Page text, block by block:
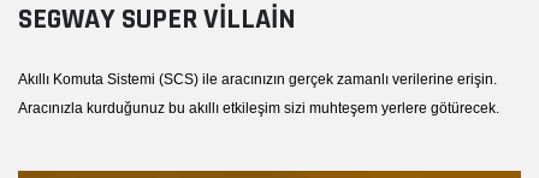
SEGWAY SUPER VILLAIN
Akıllı Komuta Sistemi (SCS) ile aracınızın gerçek zamanlı verilerine erişin.
Aracınızla kurduğunuz bu akıllı etkileşim sizi muhteşem yerlere götürecek.